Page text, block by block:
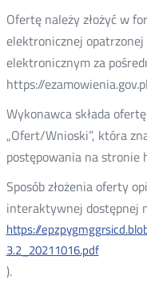
Ofertę należy złożyć w
elektronicznej
elektronicznym za
https://
Wykonawca składa
„Ofert/Wnioski”, która
postępowania na stronie
Sposób złożenia oferty
interaktywnej dostępnej
https://
3.2_20211016.pdf
).